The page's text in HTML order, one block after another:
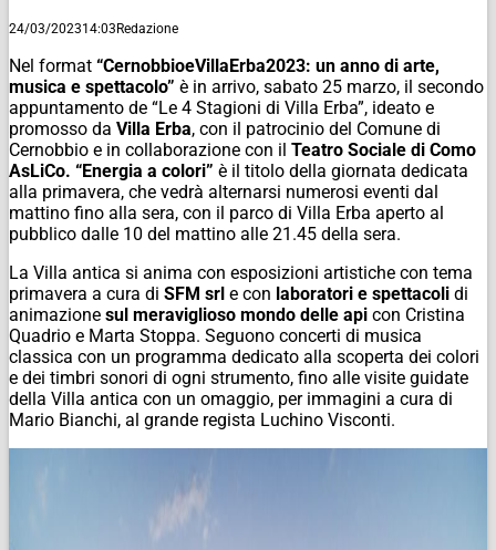
24/03/202314:03Redazione
Nel format “CernobbioeVillaErba2023: un anno di arte,
musica e spettacolo” è in arrivo, sabato 25 marzo, il secondo
appuntamento de “Le 4 Stagioni di Villa Erba”, ideato e
promosso da Villa Erba, con il patrocinio del Comune di
Cernobbio e in collaborazione con il Teatro Sociale di Como
AsLiCo. “Energia a colori” è il titolo della giornata dedicata
alla primavera, che vedrà alternarsi numerosi eventi dal
mattino fino alla sera, con il parco di Villa Erba aperto al
pubblico dalle 10 del mattino alle 21.45 della sera.
La Villa antica si anima con esposizioni artistiche con tema
primavera a cura di SFM srl e con laboratori e spettacoli di
animazione sul meraviglioso mondo delle api con Cristina
Quadrio e Marta Stoppa. Seguono concerti di musica
classica con un programma dedicato alla scoperta dei colori
e dei timbri sonori di ogni strumento, fino alle visite guidate
della Villa antica con un omaggio, per immagini a cura di
Mario Bianchi, al grande regista Luchino Visconti.